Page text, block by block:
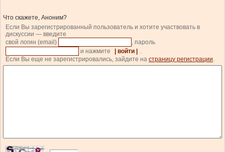
Что скажете, Аноним?
Если Вы зарегистрированный пользователь и хотите участвовать в
дискуссии — введите
свой логин (email)
, пароль
и нажмите
| войти |
.
Если Вы еще не зарегистрировались, зайдите на страницу регистрации.